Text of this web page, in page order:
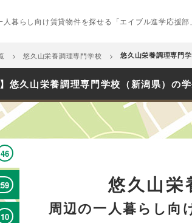
人暮らし向け賃貸物件を探せる「エイブル進学応援部」
悠久山栄養調理専門学校 悠久山栄養調理専門
悠久山栄養調理専門学校（新潟県）
46
10
悠久山栄
周辺の一人暮らし向